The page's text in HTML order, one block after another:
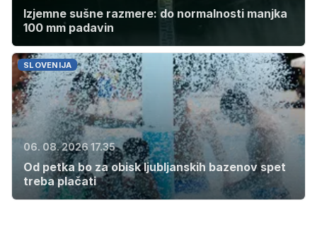
Izjemne sušne razmere: do normalnosti manjka
100 mm padavin
SLOVENIJA
06. 08. 2026 17.35
Od petka bo za obisk ljubljanskih bazenov spet
treba plačati